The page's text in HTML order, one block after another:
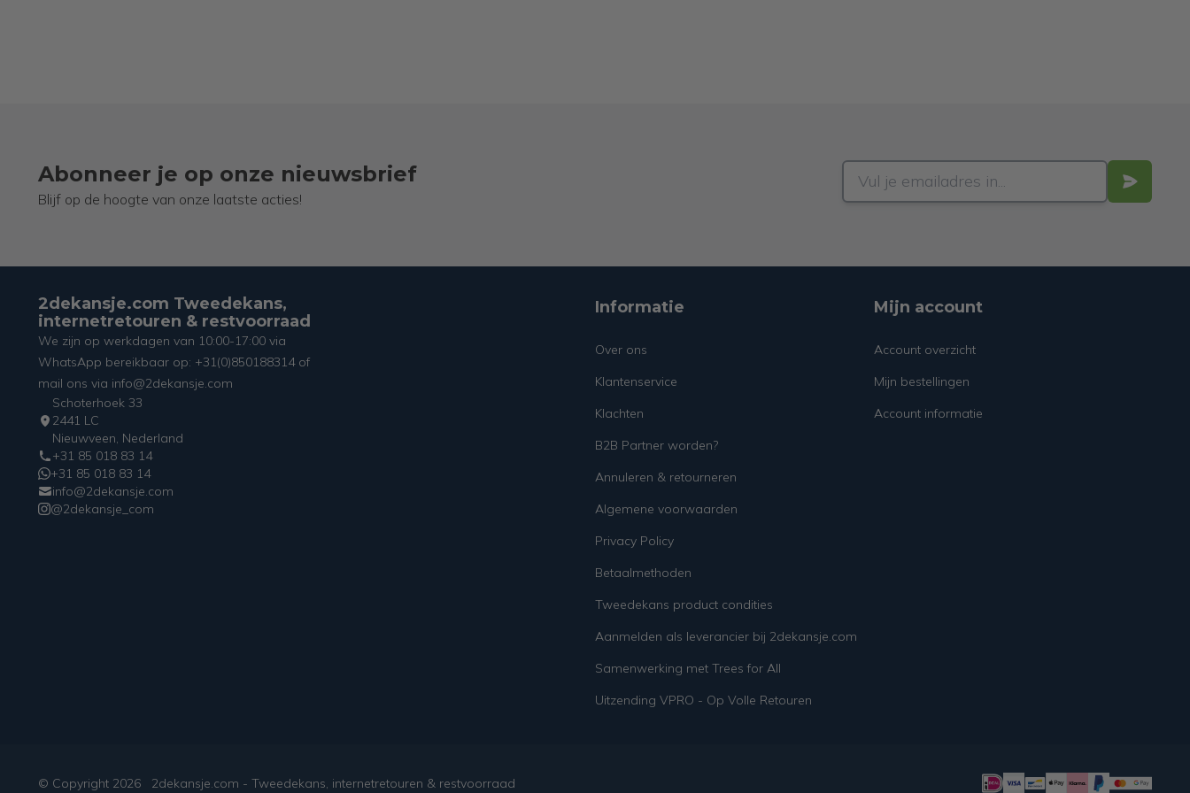
Abonneer je op onze nieuwsbrief
Blijf op de hoogte van onze laatste acties!
2dekansje.com Tweedekans,
internetretouren & restvoorraad
We zijn op werkdagen van 10:00-17:00 via
WhatsApp bereikbaar op: +31(0)850188314 of
mail ons via info@2dekansje.com
Schoterhoek 33
2441 LC
Nieuwveen, Nederland
+31 85 018 83 14
+31 85 018 83 14
info@2dekansje.com
@2dekansje_com
Informatie
Over ons
Klantenservice
Klachten
B2B Partner worden?
Annuleren & retourneren
Algemene voorwaarden
Privacy Policy
Betaalmethoden
Tweedekans product condities
Aanmelden als leverancier bij 2dekansje.com
Samenwerking met Trees for All
Uitzending VPRO - Op Volle Retouren
Mijn account
Account overzicht
Mijn bestellingen
Account informatie
© Copyright 2026 2dekansje.com - Tweedekans, internetretouren & restvoorraad